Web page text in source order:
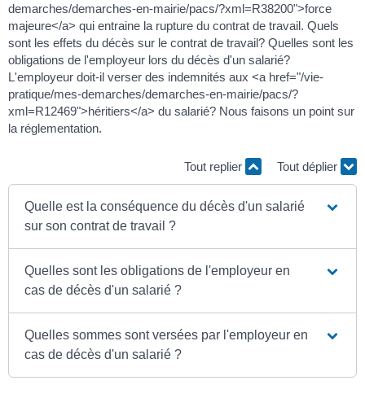
demarches/demarches-en-mairie/pacs/?xml=R38200">force
majeure</a> qui entraine la rupture du contrat de travail. Quels
sont les effets du décès sur le contrat de travail? Quelles sont les
obligations de l'employeur lors du décès d'un salarié?
L'employeur doit-il verser des indemnités aux <a href="/vie-
pratique/mes-demarches/demarches-en-mairie/pacs/?
xml=R12469">héritiers</a> du salarié? Nous faisons un point sur
la réglementation.
Tout replier Tout déplier
Quelle est la conséquence du décès d'un salarié
sur son contrat de travail ?
Quelles sont les obligations de l'employeur en
cas de décès d'un salarié ?
Quelles sommes sont versées par l'employeur en
cas de décès d'un salarié ?